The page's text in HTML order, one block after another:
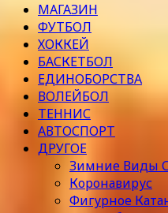
МАГАЗИН
ФУТБОЛ
ХОККЕЙ
БАСКЕТБОЛ
ЕДИНОБОРСТВА
ВОЛЕЙБОЛ
ТЕННИС
АВТОСПОРТ
ДРУГОЕ
Зимние Виды
Коронавирус
Фигурное